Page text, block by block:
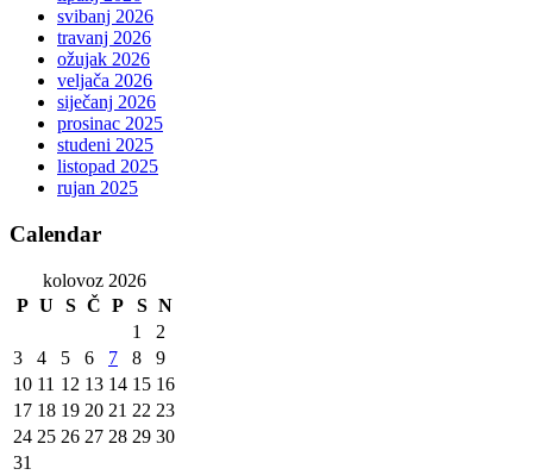
svibanj 2026
travanj 2026
ožujak 2026
veljača 2026
siječanj 2026
prosinac 2025
studeni 2025
listopad 2025
rujan 2025
Calendar
kolovoz 2026
P U S Č P S N
1
2
3
4 5 6 7 8
9
10 11 12 13 14 15 16
17 18 19 20 21 22 23
24 25 26 27 28 29 30
31